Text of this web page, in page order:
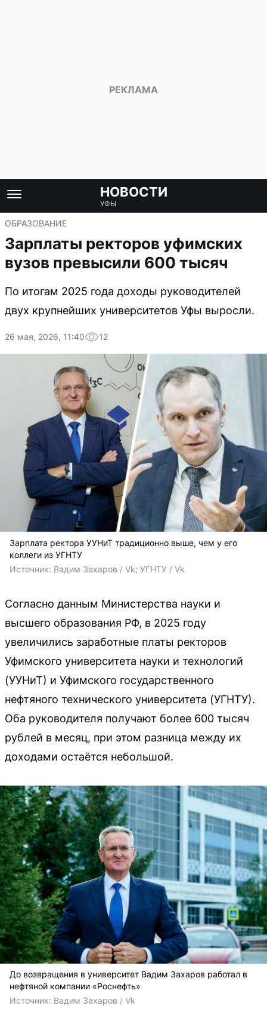
НОВОСТИ
УФЫ
ОБРАЗОВАНИЕ
Зарплаты ректоров уфимских
вузов превысили 600 тысяч
По итогам 2025 года доходы руководителей
двух крупнейших университетов Уфы выросли.
26 мая, 2026, 11:40 12
Зарплата ректора УУНиТ традиционно выше, чем у его
коллеги из УГНТУ
Источник: Вадим Захаров / Vk; УГНТУ / Vk
Согласно данным Министерства науки и
высшего образования РФ, в 2025 году
увеличились заработные платы ректоров
Уфимского университета науки и технологий
(УУНиТ) и Уфимского государственного
нефтяного технического университета (УГНТУ).
Оба руководителя получают более 600 тысяч
рублей в месяц, при этом разница между их
доходами остаётся небольшой.
До возвращения в университет Вадим Захаров работал в
нефтяной компании «Роснефть»
Источник: Вадим Захаров / Vk